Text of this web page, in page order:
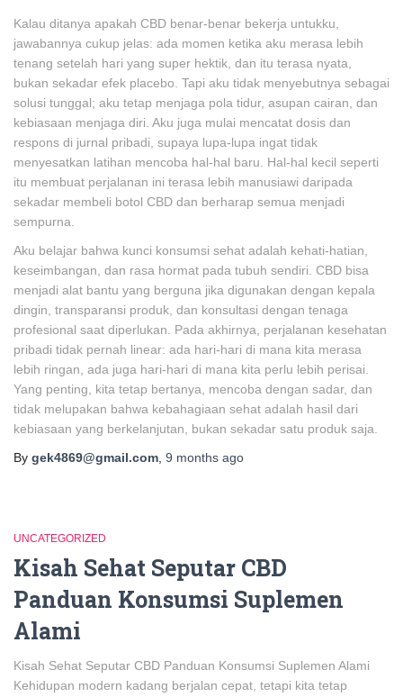
Kalau ditanya apakah CBD benar-benar bekerja untukku,
jawabannya cukup jelas: ada momen ketika aku merasa lebih
tenang setelah hari yang super hektik, dan itu terasa nyata,
bukan sekadar efek placebo. Tapi aku tidak menyebutnya sebagai
solusi tunggal; aku tetap menjaga pola tidur, asupan cairan, dan
kebiasaan menjaga diri. Aku juga mulai mencatat dosis dan
respons di jurnal pribadi, supaya lupa-lupa ingat tidak
menyesatkan latihan mencoba hal-hal baru. Hal-hal kecil seperti
itu membuat perjalanan ini terasa lebih manusiawi daripada
sekadar membeli botol CBD dan berharap semua menjadi
sempurna.
Aku belajar bahwa kunci konsumsi sehat adalah kehati-hatian,
keseimbangan, dan rasa hormat pada tubuh sendiri. CBD bisa
menjadi alat bantu yang berguna jika digunakan dengan kepala
dingin, transparansi produk, dan konsultasi dengan tenaga
profesional saat diperlukan. Pada akhirnya, perjalanan kesehatan
pribadi tidak pernah linear: ada hari-hari di mana kita merasa
lebih ringan, ada juga hari-hari di mana kita perlu lebih perisai.
Yang penting, kita tetap bertanya, mencoba dengan sadar, dan
tidak melupakan bahwa kebahagiaan sehat adalah hasil dari
kebiasaan yang berkelanjutan, bukan sekadar satu produk saja.
By gek4869@gmail.com 9 months ago
UNCATEGORIZED
Kisah Sehat Seputar CBD
Panduan Konsumsi Suplemen
Alami
Kisah Sehat Seputar CBD Panduan Konsumsi Suplemen Alami
Kehidupan modern kadang berjalan cepat, tetapi kita tetap